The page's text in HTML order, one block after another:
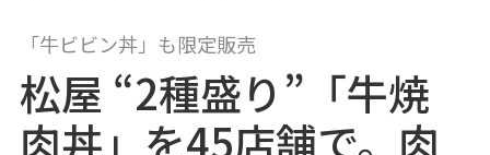
「牛ビビン丼」も限定販売
松屋 “2種盛り”「牛焼
肉丼」を45店舗で。肉